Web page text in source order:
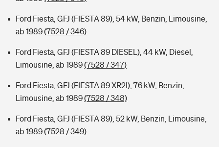
Ford Fiesta, GFJ (FIESTA 89), 54 kW, Benzin, Limousine,
ab 1989(7528 / 346)
Ford Fiesta, GFJ (FIESTA 89 DIESEL), 44 kW, Diesel,
Limousine, ab 1989(7528 / 347)
Ford Fiesta, GFJ (FIESTA 89 XR2I), 76 kW, Benzin,
Limousine, ab 1989(7528 / 348)
Ford Fiesta, GFJ (FIESTA 89), 52 kW, Benzin, Limousine,
ab 1989(7528 / 349)